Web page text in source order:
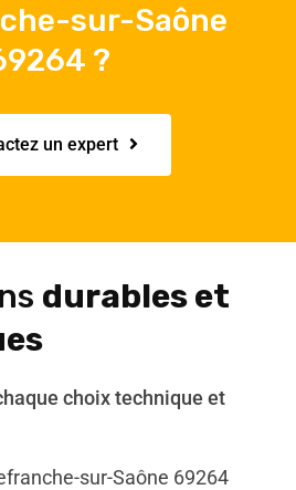
sur-Saône
?
un expert
durables et
choix technique et
sur-Saône 69264